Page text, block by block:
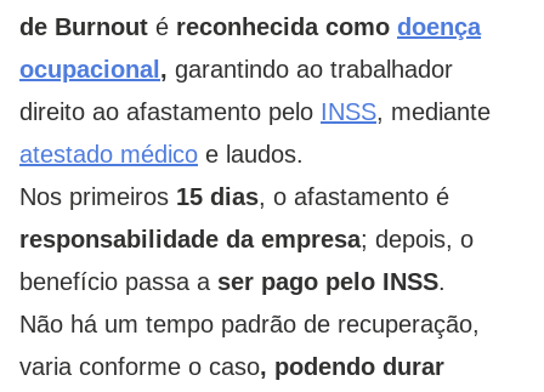
de Burnout é reconhecida como doença
ocupacional , garantindo ao trabalhador
direito ao afastamento pelo INSS, mediante
atestado médico e laudos.
Nos primeiros 15 dias, o afastamento é
responsabilidade da empresa; depois, o
benefício passa a ser pago pelo INSS.
Não há um tempo padrão de recuperação,
varia conforme o caso, podendo durar